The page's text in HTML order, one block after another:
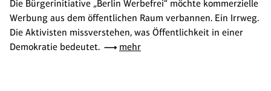
Die Bürgerinitiative „Berlin Werbefrei“ möchte kommerzielle
Werbung aus dem öffentlichen Raum verbannen. Ein Irrweg.
Die Aktivisten missverstehen, was Öffentlichkeit in einer
Demokratie bedeutet.
mehr